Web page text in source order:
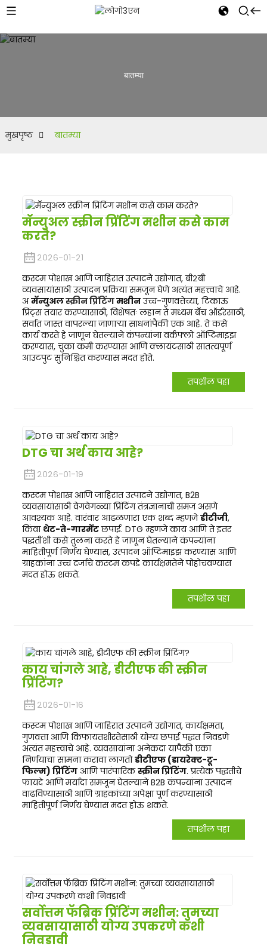
बातम्या
मुखपृष्ठ बातम्या
मॅन्युअल स्क्रीन प्रिंटिंग मशीन कसे काम
करते?
२०२६-०१-२१
कस्टम पोशाख आणि जाहिरात उत्पादने उद्योगात, बी२बी
व्यवसायांसाठी उत्पादन प्रक्रिया समजून घेणे अत्यंत महत्त्वाचे आहे.
अमॅन्युअलस्क्रीन प्रिंटिंगमशीनउच्च-गुणवत्तेच्या, टिकाऊ
प्रिंट्स तयार करण्यासाठी, विशेषतः लहान ते मध्यम बॅच ऑर्डरसाठी,
सर्वात जास्त वापरल्या जाणाऱ्या साधनांपैकी एक आहे. ते कसे
कार्य करते हे जाणून घेतल्याने कंपन्यांना वर्कफ्लो ऑप्टिमाइझ
करण्यास, चुका कमी करण्यास आणि क्लायंटसाठी सातत्यपूर्ण
आउटपुट सुनिश्चित करण्यास मदत होते.
तपशील पहा
DTG चा अर्थ काय आहे?
२०२६-०१-१९
कस्टम पोशाख आणि जाहिरात उत्पादने उद्योगात, B2B
व्यवसायांसाठी वेगवेगळ्या प्रिंटिंग तंत्रज्ञानाची समज असणे
आवश्यक आहे. वारंवार आढळणारा एक शब्द म्हणजेडीटीजी,
किंवा थेट-ते-गारमेंटछपाई. DTG म्हणजे काय आणि ते इतर
पद्धतींशी कसे तुलना करते हे जाणून घेतल्याने कंपन्यांना
माहितीपूर्ण निर्णय घेण्यास, उत्पादन ऑप्टिमाइझ करण्यास आणि
ग्राहकांना उच्च दर्जाचे कस्टम कपडे कार्यक्षमतेने पोहोचवण्यास
मदत होऊ शकते.
तपशील पहा
काय चांगले आहे, डीटीएफ की स्क्रीन
प्रिंटिंग?
२०२६-०१-१६
कस्टम पोशाख आणि जाहिरात उत्पादने उद्योगात, कार्यक्षमता,
गुणवत्ता आणि किफायतशीरतेसाठी योग्य छपाई पद्धत निवडणे
अत्यंत महत्त्वाचे आहे. व्यवसायांना अनेकदा यापैकी एका
निर्णयाचा सामना करावा लागतोडीटीएफ (डायरेक्ट-टू-
फिल्म) प्रिंटिंगआणि पारंपारिकस्क्रीन प्रिंटिंग. प्रत्येक पद्धतीचे
फायदे आणि मर्यादा समजून घेतल्याने B2B कंपन्यांना उत्पादन
वाढविण्यासाठी आणि ग्राहकांच्या अपेक्षा पूर्ण करण्यासाठी
माहितीपूर्ण निर्णय घेण्यास मदत होऊ शकते.
तपशील पहा
सर्वोत्तम फॅब्रिक प्रिंटिंग मशीन: तुमच्या
व्यवसायासाठी योग्य उपकरणे कशी
निवडावी